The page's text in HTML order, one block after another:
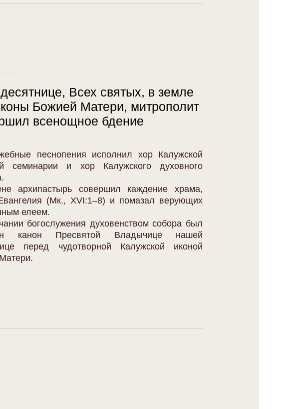
Всех святых, в земле
Божией Матери, митрополит
всенощное бдение
песнопения исполнил хор Калужской
семинарии и хор Калужского духовного
архипастырь совершил каждение храма,
(Мк., XVI:1–8) и помазал верующих
елеем.
богослужения духовенством собора был
канон Пресвятой Владычице нашей
перед чудотворной Калужской иконой